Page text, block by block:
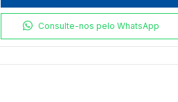
Consulte-nos pelo WhatsApp